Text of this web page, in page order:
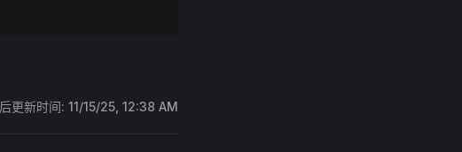
更新时间: 11/15/25, 12:38 AM